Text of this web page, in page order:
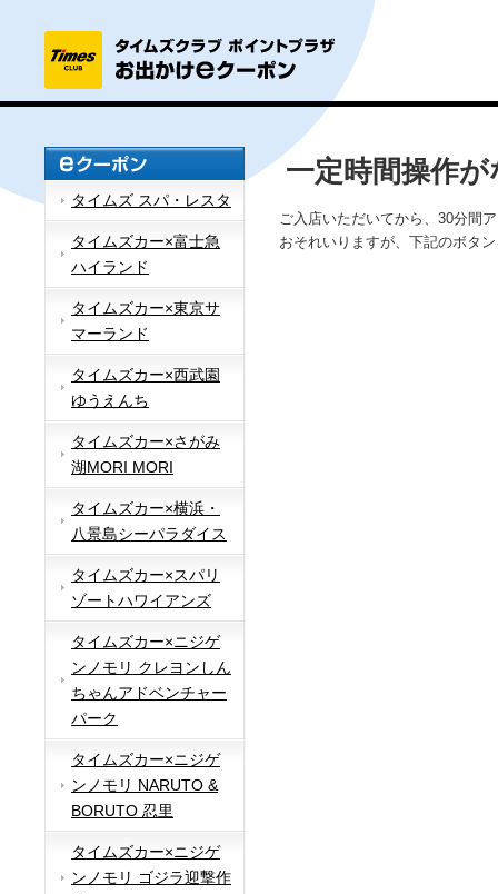
タイムズ スパ・レスタ
タイムズカー×富士急
ハイランド
タイムズカー×東京サ
マーランド
タイムズカー×西武園
ゆうえんち
タイムズカー×さがみ
湖MORI MORI
タイムズカー×横浜・
八景島シーパラダイス
タイムズカー×スパリ
ゾートハワイアンズ
タイムズカー×ニジゲ
ンノモリ クレヨンしん
ちゃんアドベンチャー
パーク
タイムズカー×ニジゲ
ンノモリ NARUTO &
BORUTO 忍里
タイムズカー×ニジゲ
ンノモリ ゴジラ迎撃作
一定時間操作
ご入店いただいてから、30分間
おそれいりますが、下記のボタ